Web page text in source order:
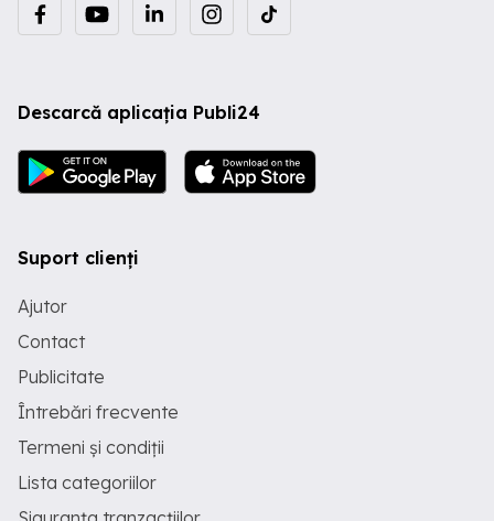
Descarcă aplicația Publi24
Suport clienți
Ajutor
Contact
Publicitate
Întrebări frecvente
Termeni și condiții
Lista categoriilor